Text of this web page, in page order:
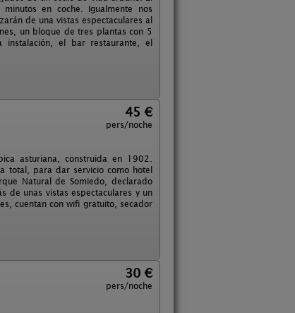
en coche. Igualmente nos
de una vistas espectaculares al
un bloque de tres plantas con 5
instalación, el bar restaurante, el
45 €
pers/noche
asturiana, construida en 1902.
total, para dar servicio como hotel
Natural de Somiedo, declarado
de unas vistas espectaculares y un
cuentan con wifi gratuito, secador
30 €
pers/noche